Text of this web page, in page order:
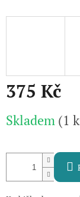
375 Kč
cena:
Skladem (1